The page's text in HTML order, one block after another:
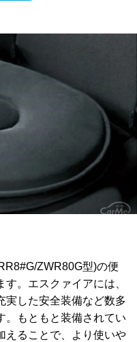
ZWR80G型)の便
。エスクァイアには、
実した安全装備など数多
。もともと装備されてい
えることで、より使いや